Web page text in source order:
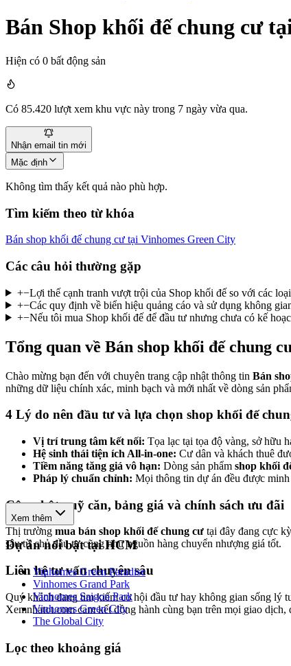
Bán Shop khối đế chung cư
Hiện có 0 bất động sản
Có 85.420 lượt xem khu vực này trong 7 ngày vừa qua.
Nhận email tin mới
Mặc định
Không tìm thấy kết quả nào phù hợp.
Tìm kiếm theo từ khóa
Bán shop khối đế chung cư tại Vinhomes Green City
Các câu hỏi thường gặp
+−Lợi thế cạnh tranh vượt trội của Shop khối đế so với các
+−Các quy định về biển hiệu quảng cáo và sử dụng không
+−Nếu tôi mua Shop khối đế để đầu tư nhưng chưa có kế
Tổng quan về Bán shop khối đế chung
Chào mừng bạn đến với chuyên trang cập nhật thông tin Bán
những dữ liệu chính xác, minh bạch và mới nhất về dòng sản
4 Lý do nên đầu tư và lựa chọn shop khối đế
Vị trí trung tâm kết nối: Tọa lạc tại tọa độ vàng, sở hữu
Hệ sinh thái tiện ích All-in-one: Cư dân và khách thuê
Tiềm năng tăng giá vô hạn: Dòng sản phẩm shop khối
Pháp lý chuẩn chỉnh: Mọi thông tin dự án đều được
Cập nhật quỹ căn, bảng giá và chính sách ưu đãi
Thị trường mua bán shop khối đế chung cư tại đây đang cực
sâu từ chủ đầu tư cũng như nguồn hàng chuyển nhượng giá tốt.
Liên hệ tư vấn chuyên sâu
Quý khách đang tìm kiếm cơ hội đầu tư hay không gian sống lý
Xemnhatot.com cam kết đồng hành cùng bạn trên mọi giao
Xem thêm
Dự án nổi bật tại HCM
Vinhomes Green Paradise
Vinhomes Grand Park
Vinhomes Saigon Park
Vinhomes Green City
The Global City
Lọc theo khoảng giá